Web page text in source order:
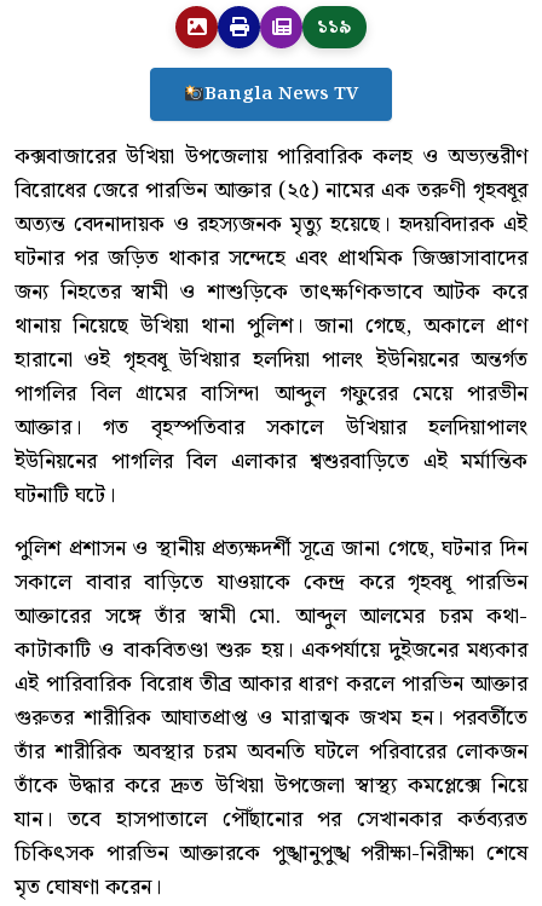
১১৯
Bangla News TV
কক্সবাজারের উখিয়া উপজেলায় পারিবারিক কলহ ও অভ্যন্তরীণ
বিরোধের জেরে পারভিন আক্তার (২৫) নামের এক তরুণী গৃহবধূর
অত্যন্ত বেদনাদায়ক ও রহস্যজনক মৃত্যু হয়েছে। হৃদয়বিদারক এই
ঘটনার পর জড়িত থাকার সন্দেহে এবং প্রাথমিক জিজ্ঞাসাবাদের
জন্য নিহতের স্বামী ও শাশুড়িকে তাৎক্ষণিকভাবে আটক করে
থানায় নিয়েছে উখিয়া থানা পুলিশ। জানা গেছে, অকালে প্রাণ
হারানো ওই গৃহবধূ উখিয়ার হলদিয়া পালং ইউনিয়নের অন্তর্গত
পাগলির বিল গ্রামের বাসিন্দা আব্দুল গফুরের মেয়ে পারভীন
আক্তার। গত বৃহস্পতিবার সকালে উখিয়ার হলদিয়াপালং
ইউনিয়নের পাগলির বিল এলাকার শ্বশুরবাড়িতে এই মর্মান্তিক
ঘটনাটি ঘটে।
পুলিশ প্রশাসন ও স্থানীয় প্রত্যক্ষদর্শী সূত্রে জানা গেছে, ঘটনার দিন
সকালে বাবার বাড়িতে যাওয়াকে কেন্দ্র করে গৃহবধূ পারভিন
আক্তারের সঙ্গে তাঁর স্বামী মো. আব্দুল আলমের চরম কথা-
কাটাকাটি ও বাকবিতণ্ডা শুরু হয়। একপর্যায়ে দুইজনের মধ্যকার
এই পারিবারিক বিরোধ তীব্র আকার ধারণ করলে পারভিন আক্তার
গুরুতর শারীরিক আঘাতপ্রাপ্ত ও মারাত্মক জখম হন। পরবর্তীতে
তাঁর শারীরিক অবস্থার চরম অবনতি ঘটলে পরিবারের লোকজন
তাঁকে উদ্ধার করে দ্রুত উখিয়া উপজেলা স্বাস্থ্য কমপ্লেক্সে নিয়ে
যান। তবে হাসপাতালে পৌঁছানোর পর সেখানকার কর্তব্যরত
চিকিৎসক পারভিন আক্তারকে পুঙ্খানুপুঙ্খ পরীক্ষা-নিরীক্ষা শেষে
মৃত ঘোষণা করেন।